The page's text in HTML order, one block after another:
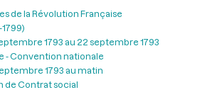
de la Révolution Française
1793 au 22 septembre 1793
- Convention nationale
1793 au matin
de Contrat social